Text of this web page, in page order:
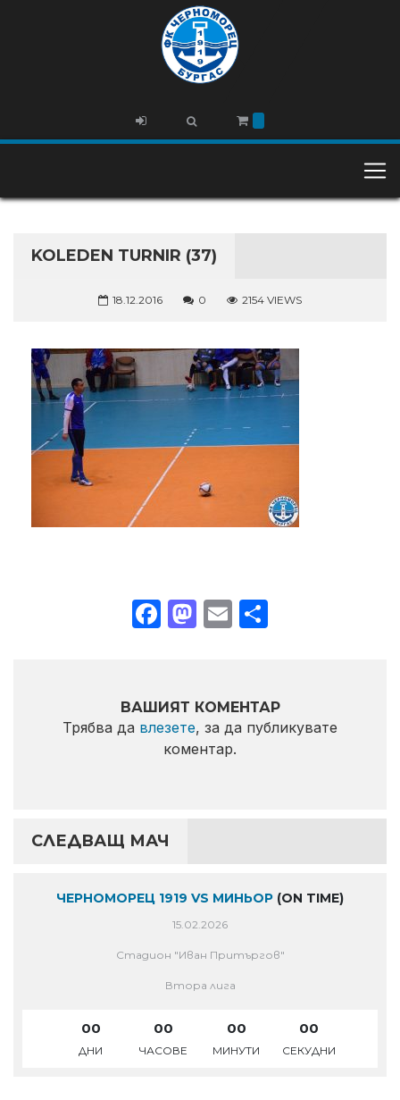
KOLEDEN TURNIR (37)
18.12.2016 0 2154 VIEWS
Facebook
Mastodon
Email
ВАШИЯТ КОМЕНТАР
Трябва да влезете, за да публикувате
коментар.
СЛЕДВАЩ МАЧ
ЧЕРНОМОРЕЦ 1919 VS МИНЬОР (ON TIME)
15.02.2026
Стадион "Иван Притъргов"
Втора лига
00
ДНИ
00
ЧАСОВЕ
00
МИНУТИ
00
СЕКУДНИ